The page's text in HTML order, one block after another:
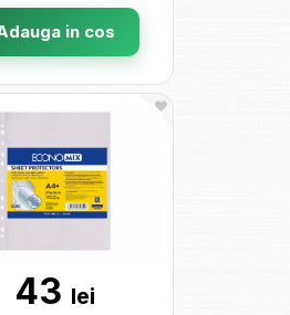
in cos
43 lei